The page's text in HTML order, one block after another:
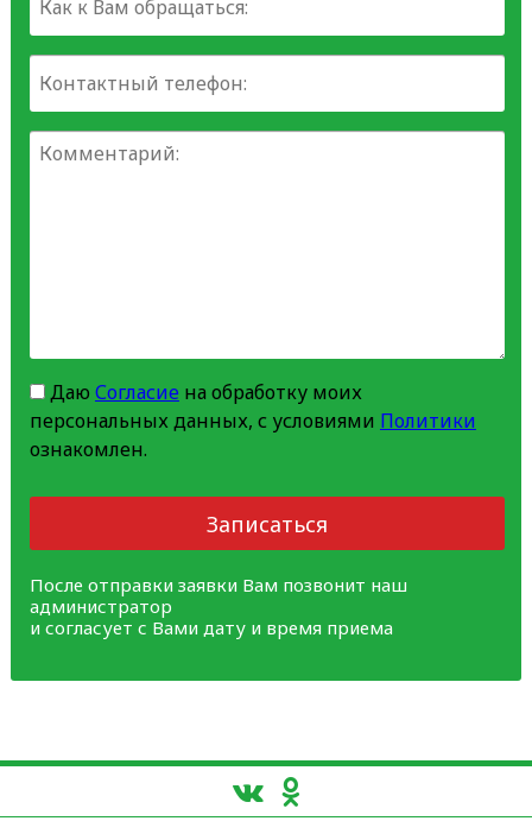
Даю Согласиена обработку моих
персональных данных, с условиями Политики
ознакомлен.
Записаться
После отправки заявки Вам позвонит наш
администратор
и согласует с Вами дату и время приема